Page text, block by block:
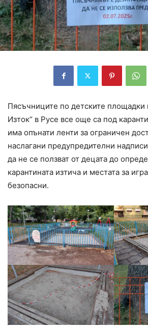
Пясъчниците по детските площадки
Изток“ в Русе все още са под
има опънати ленти за ограничен
наслагани предупредителни
да не се ползват от децата до
карантината изтича и местата за
безопасни.